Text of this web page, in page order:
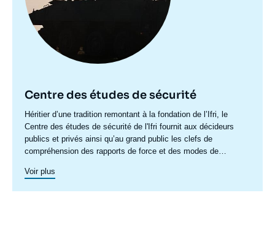
Centre des études de sécurité
Accroche
centre
Héritier d’une tradition remontant à la fondation de l’Ifri, le
Centre des études de sécurité de l'Ifri fournit aux décideurs
publics et privés ainsi qu’au grand public les clefs de
compréhension des rapports de force et des modes de
à la jointure du politique et de l’opérationnel, la crédibilité de
Voir plus